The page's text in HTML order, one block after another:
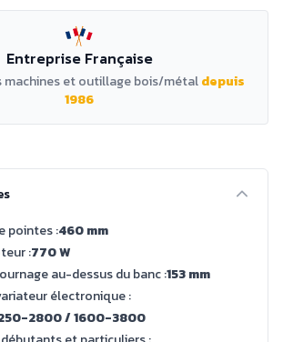
Entreprise Française
machines et outillage bois/métaldepuis
1986
pointes :460 mm
:770 W
au-dessus du banc :153 mm
électronique :
2800 / 1600-3800